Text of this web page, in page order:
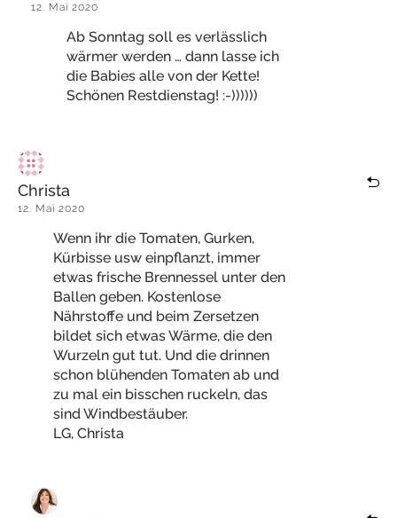
12. Mai 2020
Ab Sonntag soll es verlässlich
wärmer werden … dann lasse ich
die Babies alle von der Kette!
Schönen Restdienstag! :-))))))
Christa
12. Mai 2020
Wenn ihr die Tomaten, Gurken,
Kürbisse usw einpflanzt, immer
etwas frische Brennessel unter den
Ballen geben. Kostenlose
Nährstoffe und beim Zersetzen
bildet sich etwas Wärme, die den
Wurzeln gut tut. Und die drinnen
schon blühenden Tomaten ab und
zu mal ein bisschen ruckeln, das
sind Windbestäuber.
LG, Christa